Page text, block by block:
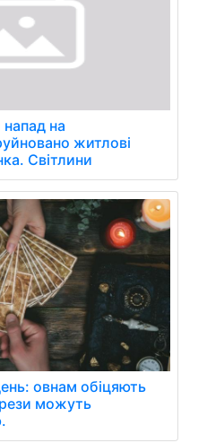
на
житлові
Світлини
овнам обіцяють
можуть